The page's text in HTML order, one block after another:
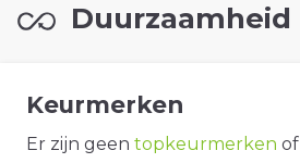
Duurzaamheid
Keurmerken
Er zijn geen topkeurmerken of